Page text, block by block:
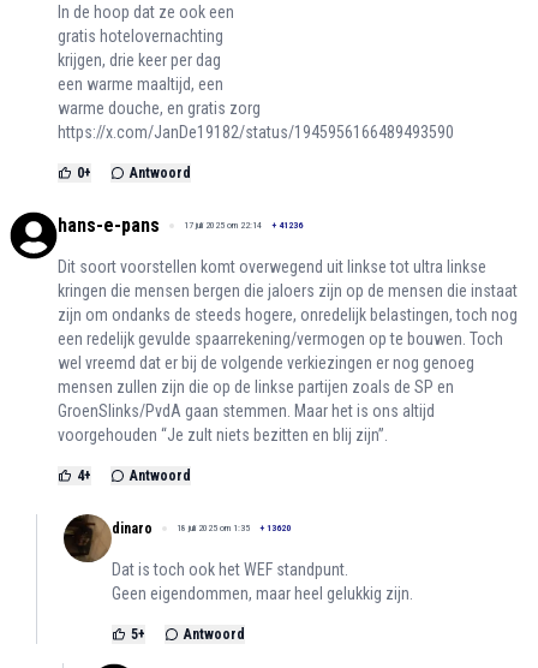
In de hoop dat ze ook een
gratis hotelovernachting
krijgen, drie keer per dag
een warme maaltijd, een
warme douche, en gratis zorg
https://x.com/JanDe19182/status/1945956166489493590
0+ Antwoord
hans-e-pans 17 juli 2025 om 22:14 + 41236
Dit soort voorstellen komt overwegend uit linkse tot ultra linkse
kringen die mensen bergen die jaloers zijn op de mensen die instaat
zijn om ondanks de steeds hogere, onredelijk belastingen, toch nog
een redelijk gevulde spaarrekening/vermogen op te bouwen. Toch
wel vreemd dat er bij de volgende verkiezingen er nog genoeg
mensen zullen zijn die op de linkse partijen zoals de SP en
GroenSlinks/PvdA gaan stemmen. Maar het is ons altijd
voorgehouden “Je zult niets bezitten en blij zijn”.
4+ Antwoord
dinaro 18 juli 2025 om 1:35 + 13620
Dat is toch ook het WEF standpunt.
Geen eigendommen, maar heel gelukkig zijn.
5+ Antwoord